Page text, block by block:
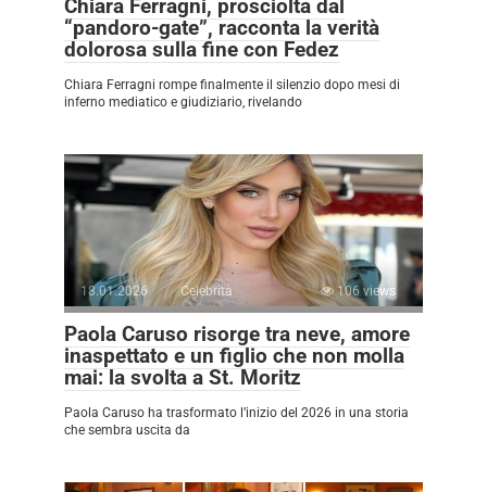
Chiara Ferragni, prosciolta dal
“pandoro-gate”, racconta la verità
dolorosa sulla fine con Fedez
Chiara Ferragni rompe finalmente il silenzio dopo mesi di
inferno mediatico e giudiziario, rivelando
18.01.2026 Celebrità 106 views
Paola Caruso risorge tra neve, amore
inaspettato e un figlio che non molla
mai: la svolta a St. Moritz
Paola Caruso ha trasformato l’inizio del 2026 in una storia
che sembra uscita da